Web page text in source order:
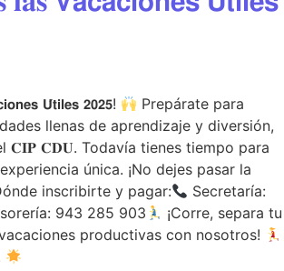
𝗨́𝘁𝗶𝗹𝗲𝘀 𝟮𝟬𝟮𝟱!
Prepárate para
llenas de aprendizaje y diversión,
𝐂𝐈𝐏 𝐂𝐃𝐔. Todavía tienes tiempo para
única. ¡No dejes pasar la
inscribirte y pagar:
Secretaría:
943 285 903
¡Corre, separa tu
productivas con nosotros!